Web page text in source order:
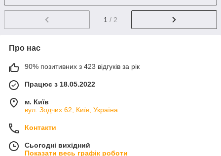
1 / 2
Про нас
90% позитивних з 423 відгуків за рік
Працює з 18.05.2022
м. Київ
вул. Зодчих 62, Київ, Україна
Контакти
Сьогодні вихідний
Показати весь графік роботи